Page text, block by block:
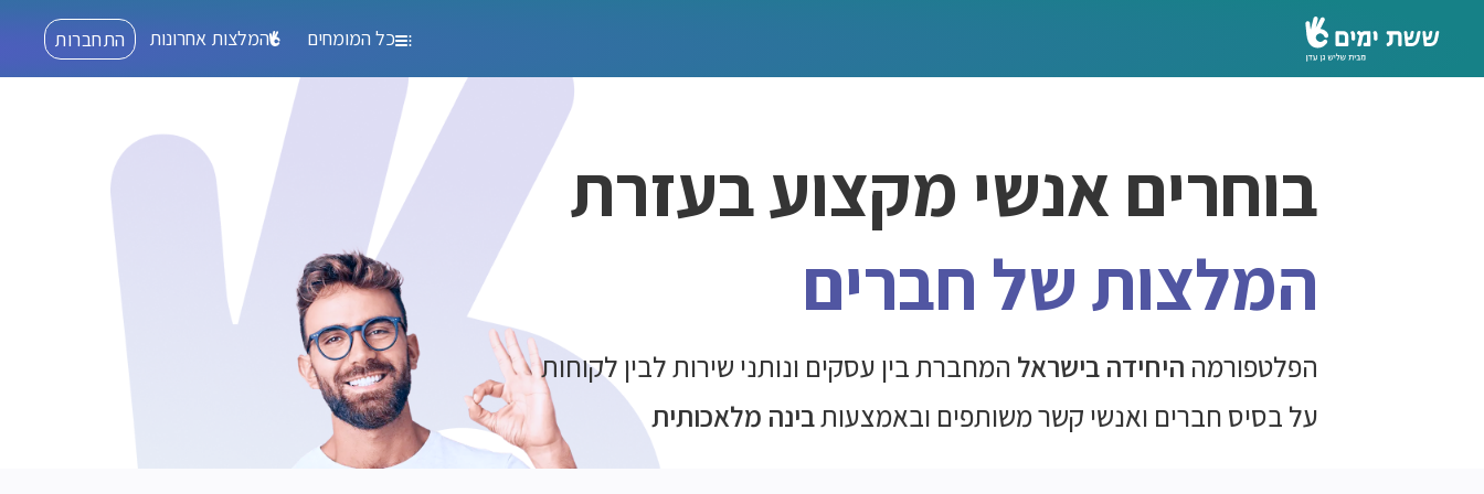
כל המומחים המלצות אחרונות התחברות
בוחרים אנשי מקצוע בעזרת
המלצות של חברים
הפלטפורמה היחידה בישראל המחברת בין עסקים ונותני שירות לבין לקוחות
על בסיס חברים ואנשי קשר משותפים ובאמצעותבינה מלאכותית